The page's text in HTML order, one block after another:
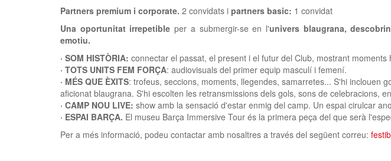
Partners premium i corporate. 2 convidats i partners basic: 1 convidat
Una oportunitat irrepetibleper a submergir-se en l'univers blaugrana,
emotiu.
· SOM HISTÒRIA: connectar el passat, el present i el futur del Club, mostrant
· TOTS UNITS FEM FORÇA: audiovisuals del primer equip masculí i femení.
· MÉS QUE ÈXITS: trofeus, seccions, moments, llegendes, samarretes... S'hi inclouen
aficionat blaugrana. S'hi escolten les retransmissions dels gols, sons de celebracions,
· CAMP NOU LIVE: show amb la sensació d'estar enmig del camp. Un espai cirulcar
· ESPAI BARÇA. El museu Barça Immersive Tour és la primera peça del que serà
Per a més informació, podeu contactar amb nosaltres a través del següent correu: